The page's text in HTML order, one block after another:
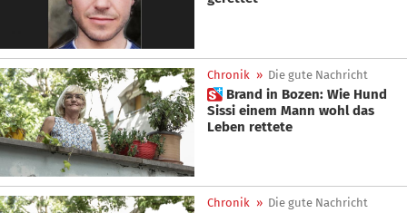
Chronik » Die gute Nachricht
 Brand in Bozen: Wie Hund
Sissi einem Mann wohl das
Leben rettete
Chronik » Die gute Nachricht